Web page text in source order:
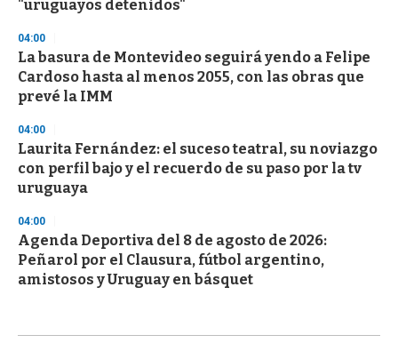
"uruguayos detenidos"
04:00
La basura de Montevideo seguirá yendo a Felipe
Cardoso hasta al menos 2055, con las obras que
prevé la IMM
04:00
Laurita Fernández: el suceso teatral, su noviazgo
con perfil bajo y el recuerdo de su paso por la tv
uruguaya
04:00
Agenda Deportiva del 8 de agosto de 2026:
Peñarol por el Clausura, fútbol argentino,
amistosos y Uruguay en básquet